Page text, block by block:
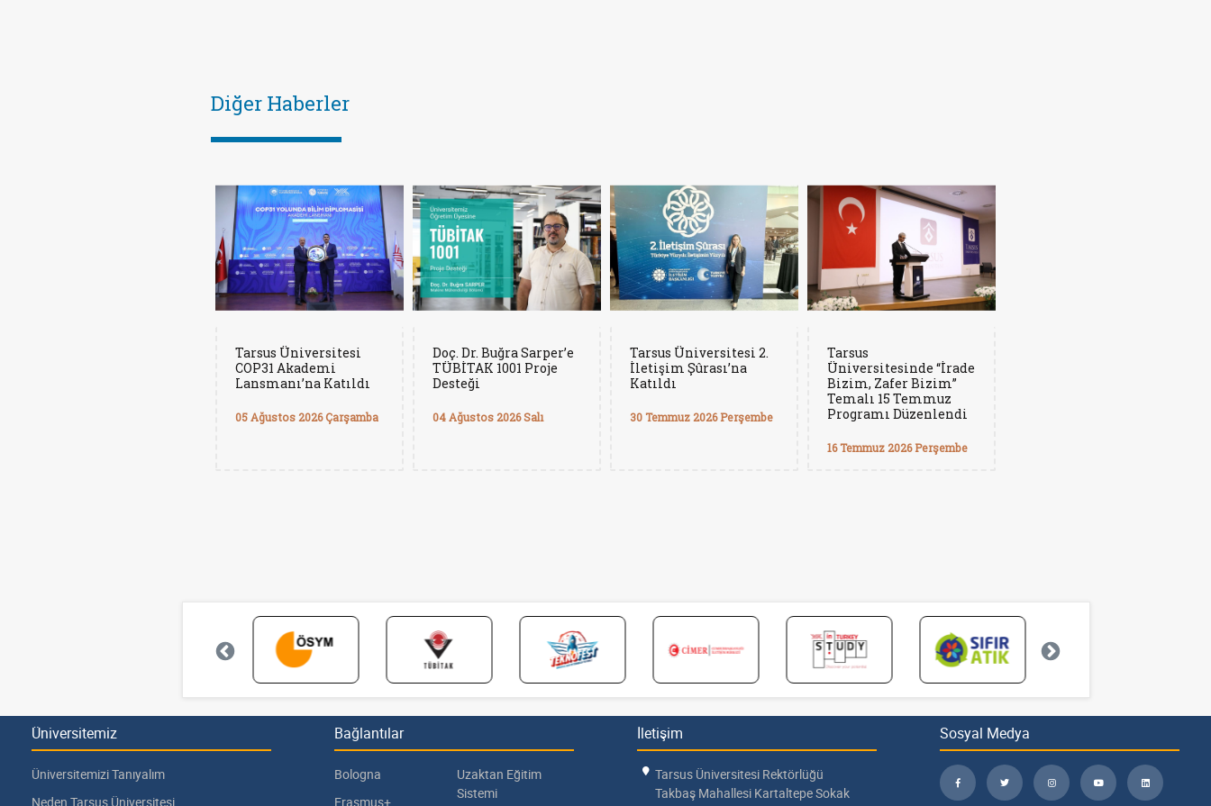
Diğer Haberler
Tarsus Üniversitesi
COP31 Akademi
Lansmanı’na Katıldı
05 Ağustos 2026 Çarşamba
Doç. Dr. Buğra Sarper’e
TÜBİTAK 1001 Proje
Desteği
04 Ağustos 2026 Salı
Tarsus Üniversitesi 2.
İletişim Şûrası’na
Katıldı
30 Temmuz 2026 Perşembe
Tarsus
Üniversitesinde “İrade
Bizim, Zafer Bizim”
Temalı 15 Temmuz
Programı Düzenlendi
16 Temmuz 2026 Perşembe
Üniversitemiz
Üniversitemizi Tanıyalım
Neden Tarsus Üniversitesi
Bağlantılar
Bologna
Erasmus+
Uzaktan Eğitim
Sistemi
İletişim
Tarsus Üniversitesi Rektörlüğü
Takbaş Mahallesi Kartaltepe Sokak
Sosyal Medya